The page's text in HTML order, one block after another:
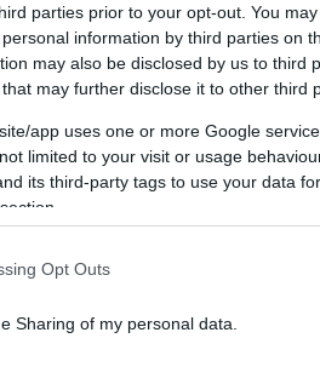
parties prior to your opt-out. You
information by third parties on
may also be disclosed by us to third
that may further disclose it to other third
app uses one or more Google
limited to your visit or usage
its third-party tags to use your data
Opt Outs
Sharing of my personal data.